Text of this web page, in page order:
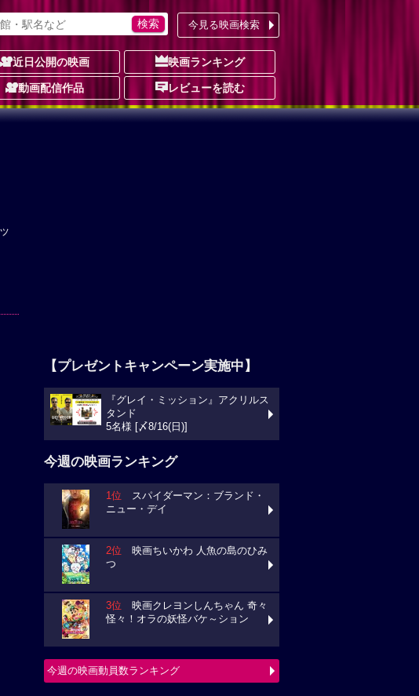
今見る映画検索
近日公開の映画 映画ランキング
動画配信作品 レビューを読む
【プレゼントキャンペーン実施中】
『グレイ・ミッション』アクリルス
タンド
5名様 [〆8/16(日)]
今週の映画ランキング
1位 スパイダーマン：ブランド・
ニュー・デイ
2位 映画ちいかわ 人魚の島のひみ
つ
3位 映画クレヨンしんちゃん 奇々
怪々！オラの妖怪バケ～ション
今週の映画動員数ランキング